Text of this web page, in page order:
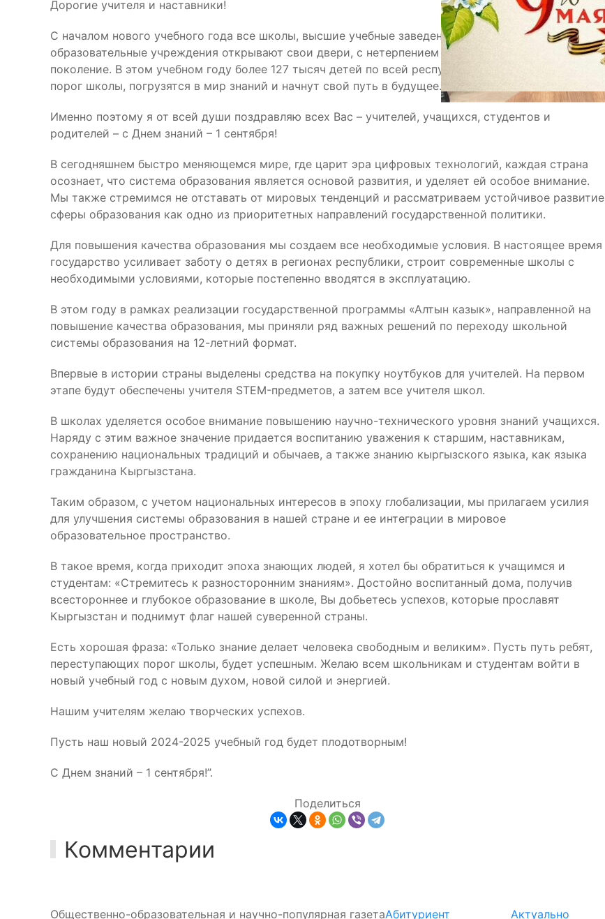
Дорогие учителя и наставники!
С началом нового учебного года все школы, высшие учебные заведения и другие
образовательные учреждения открывают свои двери, с нетерпением ожидая наше будущее
поколение. В этом учебном году более 127 тысяч детей по всей республике впервые переступят
порог школы, погрузятся в мир знаний и начнут свой путь в будущее.
Именно поэтому я от всей души поздравляю всех Вас – учителей, учащихся, студентов и
родителей – с Днем знаний – 1 сентября!
В сегодняшнем быстро меняющемся мире, где царит эра цифровых технологий, каждая страна
осознает, что система образования является основой развития, и уделяет ей особое внимание.
Мы также стремимся не отставать от мировых тенденций и рассматриваем устойчивое развитие
сферы образования как одно из приоритетных направлений государственной политики.
Для повышения качества образования мы создаем все необходимые условия. В настоящее время
государство усиливает заботу о детях в регионах республики, строит современные школы с
необходимыми условиями, которые постепенно вводятся в эксплуатацию.
В этом году в рамках реализации государственной программы «Алтын казык», направленной на
повышение качества образования, мы приняли ряд важных решений по переходу школьной
системы образования на 12-летний формат.
Впервые в истории страны выделены средства на покупку ноутбуков для учителей. На первом
этапе будут обеспечены учителя STEM-предметов, а затем все учителя школ.
В школах уделяется особое внимание повышению научно-технического уровня знаний учащихся.
Наряду с этим важное значение придается воспитанию уважения к старшим, наставникам,
сохранению национальных традиций и обычаев, а также знанию кыргызского языка, как языка
гражданина Кыргызстана.
Таким образом, с учетом национальных интересов в эпоху глобализации, мы прилагаем усилия
для улучшения системы образования в нашей стране и ее интеграции в мировое
образовательное пространство.
В такое время, когда приходит эпоха знающих людей, я хотел бы обратиться к учащимся и
студентам: «Стремитесь к разносторонним знаниям». Достойно воспитанный дома, получив
всестороннее и глубокое образование в школе, Вы добьетесь успехов, которые прославят
Кыргызстан и поднимут флаг нашей суверенной страны.
Есть хорошая фраза: «Только знание делает человека свободным и великим». Пусть путь ребят,
переступающих порог школы, будет успешным. Желаю всем школьникам и студентам войти в
новый учебный год с новым духом, новой силой и энергией.
Нашим учителям желаю творческих успехов.
Пусть наш новый 2024-2025 учебный год будет плодотворным!
С Днем знаний – 1 сентября!”.
Поделиться
Комментарии
Общественно-образовательная и научно-популярная газетаАбитуриент Актуально